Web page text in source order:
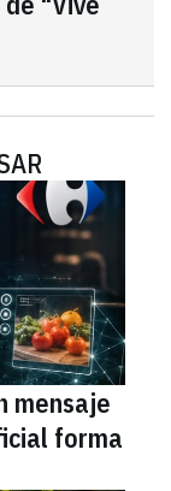
mensaje
forma